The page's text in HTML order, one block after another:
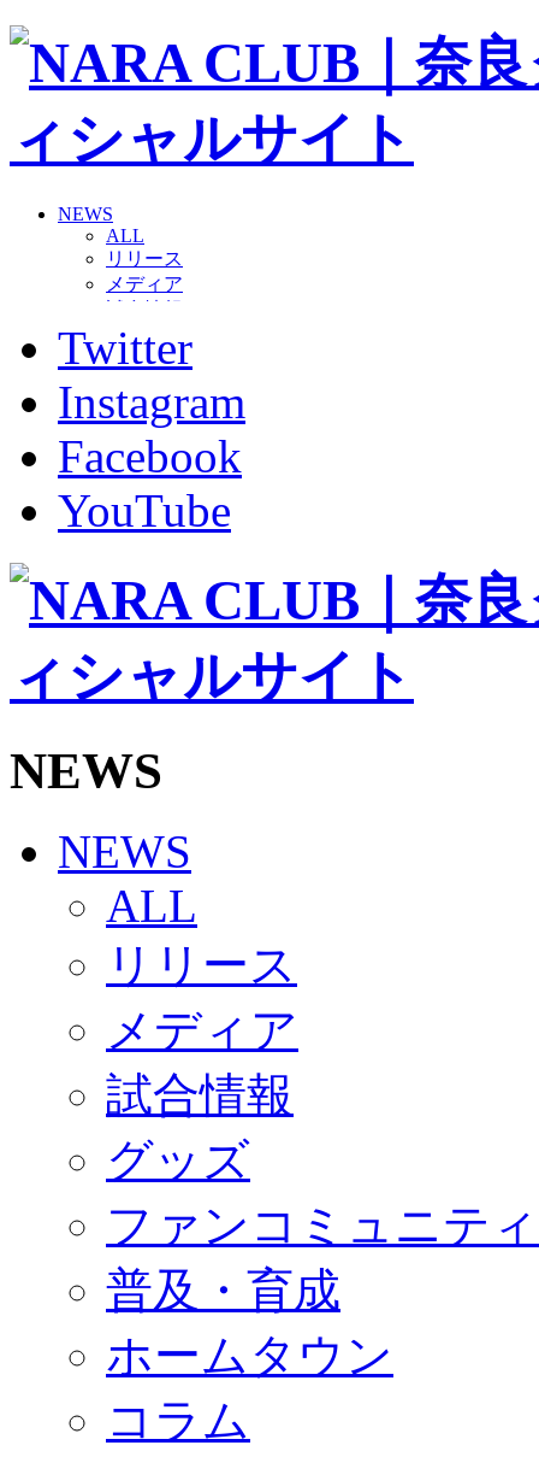
NEWS
ALL
リリース
メディア
グッズ
ファンコミュニティ
ホームタウン
コラム
その他
TEAM
2026/27トップチーム
2026/27トップチームスタッフ
バモス
チアダンススクール
ボランティアチーム「volundeer」
ビクトリーロード
HOMEGAME
観戦ルール＆マナー
Jリーグ運営管理規定
写真・動画使用ガイドライン
SCHEDULE
2026/27
練習見学時のファンサービスについて
TICKET
奈良クラブ明治安田J3リーグ2026/27シーズン試
奈良クラブ明治安田Ｊ3リーグ 2026/27シーズン「
観戦ルール＆マナー
2026/27ファンコミュニティ
サポートショップ
GOODS
オフィシャルストア（実店舗）
オンラインストア
ACADEMY
アカデミーについて
コーチ&スタッフ
ジュニア
ジュニアユース
ユース
練習拠点（ナラディーア）
SCHOOL
CLUB
パートナー募集
クラブ理念
Twitter
Instagram
Facebook
YouTube
NEWS
NEWS
ALL
リリース
メディア
試合情報
グッズ
ファンコミュニティ
普及・育成
ホームタウン
コラム